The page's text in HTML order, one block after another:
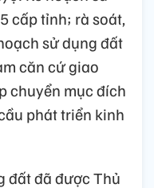
cấp tỉnh; rà soát,
sử dụng đất
căn cứ giao
chuyển mục đích
phát triển kinh
đất đã được Thủ